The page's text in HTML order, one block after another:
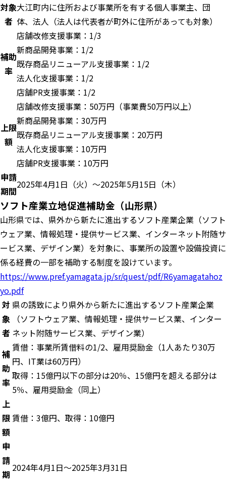
対象
者
大江町内に住所および事業所を有する個人事業主、団
体、法人（法人は代表者が町外に住所があっても対象）
補助
率
店舗改修支援事業：1/3
新商品開発事業：1/2
既存商品リニューアル支援事業：1/2
法人化支援事業：1/2
店舗PR支援事業：1/2
上限
額
店舗改修支援事業：50万円（事業費50万円以上）
新商品開発事業：30万円
既存商品リニューアル支援事業：20万円
法人化支援事業：10万円
店舗PR支援事業：10万円
申請
期間
2025年4月1日（火）～2025年5月15日（木）
ソフト産業立地促進補助金（山形県）
山形県では、県外から新たに進出するソフト産業企業（ソフト
ウェア業、情報処理・提供サービス業、インターネット附随サ
ービス業、デザイン業）を対象に、事業所の設置や設備投資に
係る経費の一部を補助する制度を設けています。
https://www.pref.yamagata.jp/sr/quest/pdf/R6yamagatahoz
yo.pdf
対
象
者
県の誘致により県外から新たに進出するソフト産業企業
（ソフトウェア業、情報処理・提供サービス業、インター
ネット附随サービス業、デザイン業）
補
助
率
賃借：事業所賃借料の1/2、雇用奨励金（1人あたり30万
円、IT業は60万円）
取得：15億円以下の部分は20％、15億円を超える部分は
5％、雇用奨励金（同上）
上
限
額
賃借：3億円、取得：10億円
申
請
期
2024年4月1日～2025年3月31日